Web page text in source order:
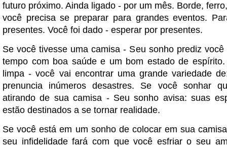
futuro próximo. Ainda ligado - por um mês. Borde,
você precisa se preparar para grandes eventos.
presentes. Você foi dado - esperar por presentes.
Se você tivesse uma camisa - Seu sonho prediz
tempo com boa saúde e um bom estado de
limpa - você vai encontrar uma grande variedade
prenuncia inúmeros desastres. Se você sonhar
atirando de sua camisa - Seu sonho avisa: suas
estão destinados a se tornar realidade.
Se você está em um sonho de colocar em sua
seu infidelidade fará com que você esfriar o seu